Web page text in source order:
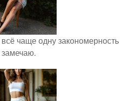
чаще одну закономерность
замечаю.